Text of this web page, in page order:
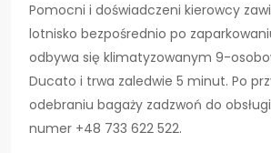
Pomocni i doświadczeni kierowcy
lotnisko bezpośrednio po
odbywa się klimatyzowanym 9-
Ducato i trwa zaledwie 5 minut. Po
odebraniu bagaży zadzwoń do
numer +48 733 622 522.